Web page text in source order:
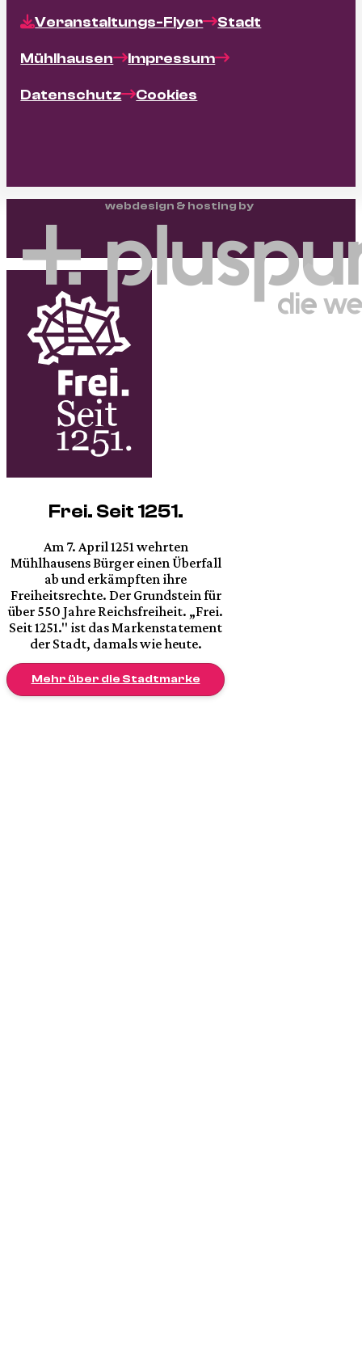
Veranstaltungs-Flyer Stadt
Mühlhausen Impressum
Datenschutz Cookies
webdesign & hosting by
Frei. Seit 1251.
Am 7. April 1251 wehrten
Mühlhausens Bürger einen Überfall
ab und erkämpften ihre
Freiheitsrechte. Der Grundstein für
über 550 Jahre Reichsfreiheit. „Frei.
Seit 1251." ist das Markenstatement
der Stadt, damals wie heute.
Mehr über die Stadtmarke